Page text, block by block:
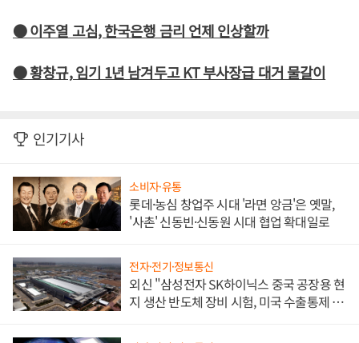
● 이주열 고심, 한국은행 금리 언제 인상할까
● 황창규, 임기 1년 남겨두고 KT 부사장급 대거 물갈이
인기기사
소비자·유통
롯데·농심 창업주 시대 '라면 앙금'은 옛말,
'사촌' 신동빈·신동원 시대 협업 확대일로
전자·전기·정보통신
외신 "삼성전자 SK하이닉스 중국 공장용 현
지 생산 반도체 장비 시험, 미국 수출통제 대